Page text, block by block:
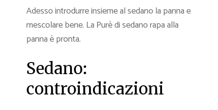
Adesso introdurre insieme al sedano la panna e
mescolare bene. La Purè di sedano rapa alla
panna è pronta.
Sedano:
controindicazioni